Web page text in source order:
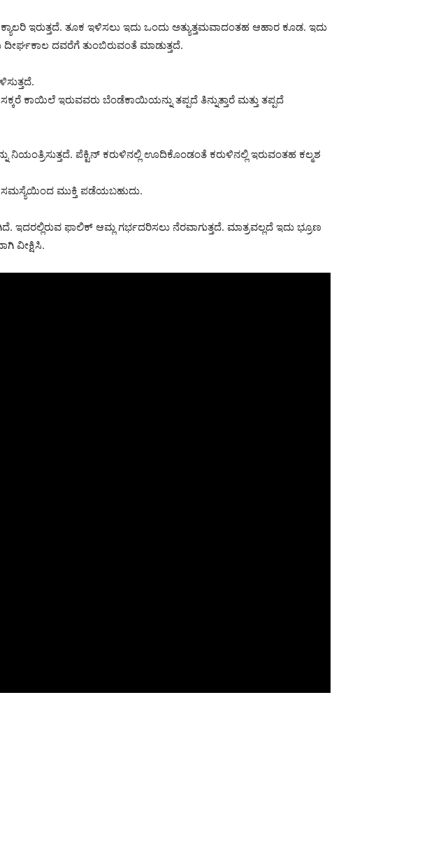
ಇರುತ್ತದೆ. ತೂಕ ಇಳಿಸಲು ಇದು ಒಂದು ಅತ್ಯುತ್ತಮವಾದಂತಹ ಆಹಾರ ಕೂಡ. ಇದು
ದವರೆಗೆ ತುಂಬಿರುವಂತೆ ಮಾಡುತ್ತದೆ.
ಕಾಯಿಲೆ ಇರುವವರು ಬೆಂಡೆಕಾಯಿಯನ್ನು ತಪ್ಪದೆ ತಿನ್ನುತ್ತಾರೆ ಮತ್ತು ತಪ್ಪದೆ
ಪೆಕ್ಟಿನ್ ಕರುಳಿನಲ್ಲಿ ಊದಿಕೊಂಡಂತೆ ಕರುಳಿನಲ್ಲಿ ಇರುವಂತಹ ಕಲ್ಮಶ
ಮುಕ್ತಿ ಪಡೆಯಬಹುದು.
ಫಾಲಿಕ್ ಆಮ್ಲ ಗರ್ಭದರಿಸಲು ನೆರವಾಗುತ್ತದೆ. ಮಾತ್ರವಲ್ಲದೆ ಇದು ಭ್ರೂಣ
ವೀಕ್ಷಿಸಿ.